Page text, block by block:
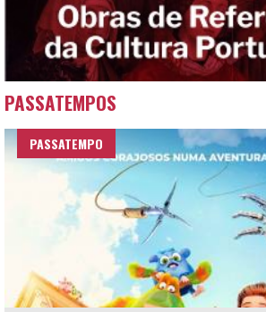
PASSATEMPOS
PASSATEMPO